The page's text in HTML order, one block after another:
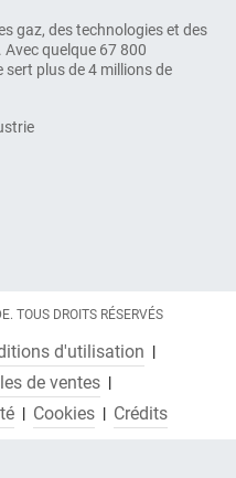
gaz, des technologies et des
quelque 67 800
sert plus de 4 millions de
TOUS DROITS RÉSERVÉS
d'utilisation
de ventes
Cookies Crédits